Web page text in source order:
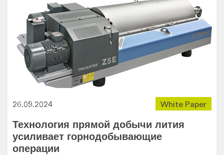
White Paper
26.09.2024
Технология прямой добычи лития
усиливает горнодобывающие
операции